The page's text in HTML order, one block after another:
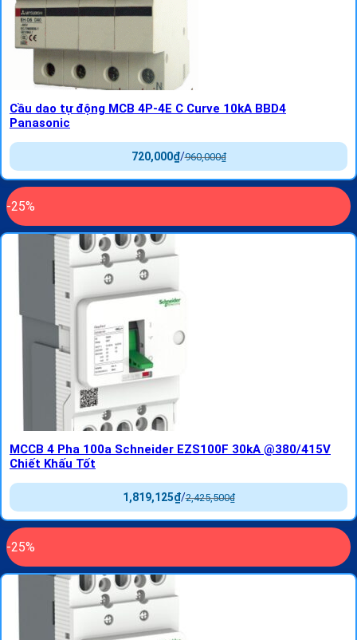
Cầu dao tự động MCB 4P-4E C Curve 10kA BBD4
Panasonic
960,000₫
/
720,000₫
-25%
MCCB 4 Pha 100a Schneider EZS100F 30kA @380/415V
Chiết Khấu Tốt
2,425,500₫
/
1,819,125₫
-25%